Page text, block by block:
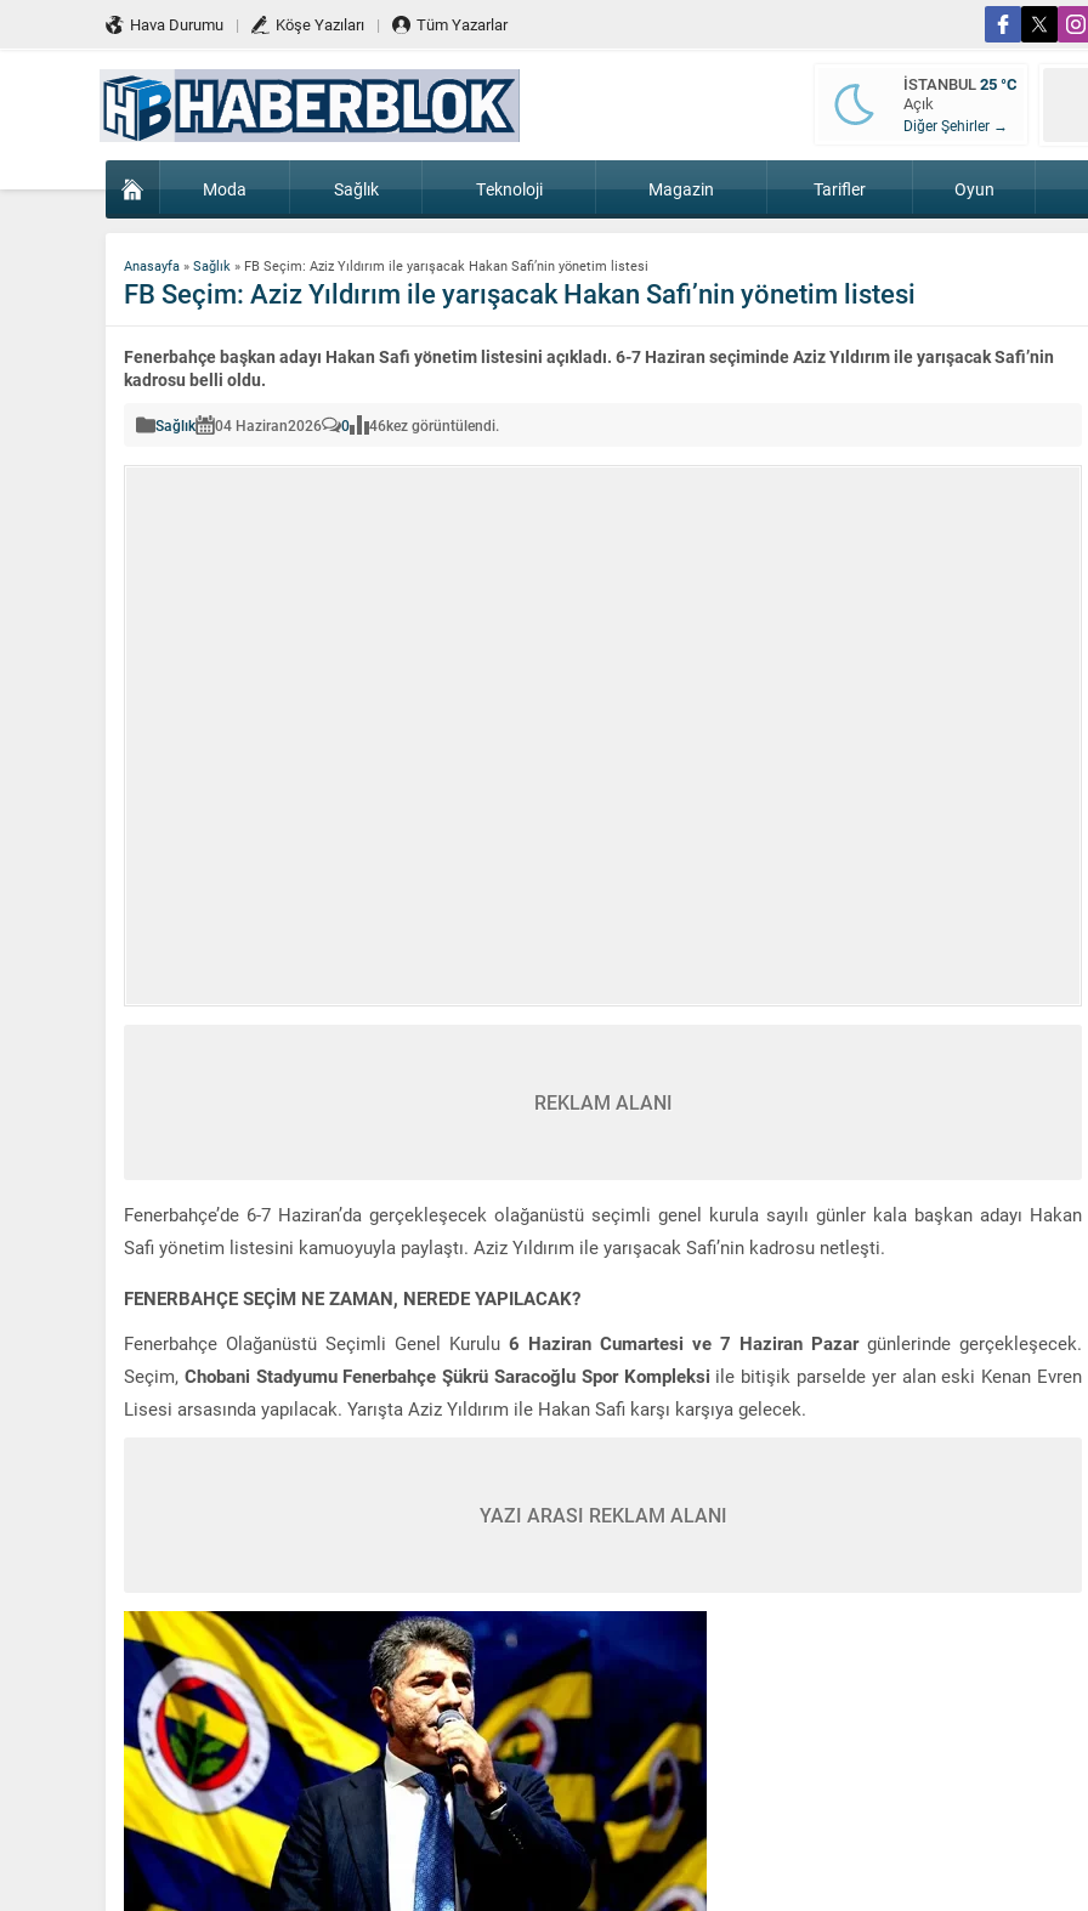
Hava Durumu Köşe Yazıları Tüm Yazarlar
İSTANBUL25 °C
Açık
Diğer Şehirler →
Moda Sağlık Teknoloji Magazin Tarifler Oyun
Anasayfa » Sağlık » FB Seçim: Aziz Yıldırım ile yarışacak Hakan Safi’nin yönetim listesi
FB Seçim: Aziz Yıldırım ile yarışacak Hakan Safi’nin yönetim listesi
Fenerbahçe başkan adayı Hakan Safi yönetim listesini açıkladı. 6-7 Haziran seçiminde Aziz Yıldırım ile yarışacak Safi’nin
kadrosu belli oldu.
Sağlık 04 Haziran2026 0 46kez görüntülendi.
REKLAM ALANI
Fenerbahçe’de 6-7 Haziran’da gerçekleşecek olağanüstü seçimli genel kurula sayılı günler kala başkan adayı Hakan
Safi yönetim listesini kamuoyuyla paylaştı. Aziz Yıldırım ile yarışacak Safi’nin kadrosu netleşti.
FENERBAHÇE SEÇİM NE ZAMAN, NEREDE YAPILACAK?
Fenerbahçe Olağanüstü Seçimli Genel Kurulu 6 Haziran Cumartesi ve 7 Haziran Pazargünlerinde gerçekleşecek.
Seçim, Chobani Stadyumu Fenerbahçe Şükrü Saracoğlu Spor Kompleksi ile bitişik parselde yer alan eski Kenan Evren
Lisesi arsasında yapılacak. Yarışta Aziz Yıldırım ile Hakan Safi karşı karşıya gelecek.
YAZI ARASI REKLAM ALANI